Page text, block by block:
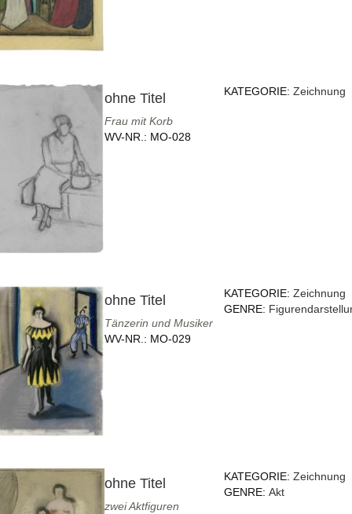
ohne Titel
Frau mit Korb
WV-NR.: MO-028
KATEGORIE:Zeichnung
ohne Titel
Tänzerin und Musiker
WV-NR.: MO-029
KATEGORIE:Zeichnung
GENRE:
ohne Titel
zwei Aktfiguren
KATEGORIE:Zeichnung
GENRE:Akt